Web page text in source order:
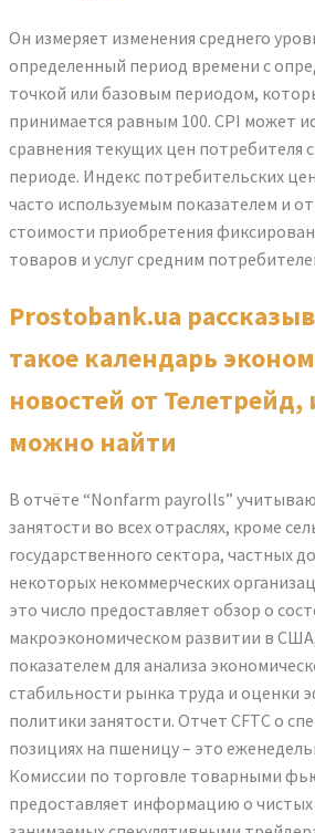
Он измеряет изменения среднего
определенный период времени с
точкой или базовым периодом,
принимается равным 100. CPI может
сравнения текущих цен потребителя
периоде. Индекс потребительских
часто используемым показателем и
стоимости приобретения
товаров и услуг средним
Prostobank.ua
такое календарь
новостей от Телетрейд,
можно найти
В отчёте “Nonfarm payrolls”
занятости во всех отраслях, кроме
государственного сектора, частных
некоторых некоммерческих
это число предоставляет обзор о
макроэкономическом развитии в
показателем для анализа
стабильности рынка труда и оценки
политики занятости. Отчет CFTC о
позициях на пшеницу – это
Комиссии по торговле товарными
предоставляет информацию о чистых